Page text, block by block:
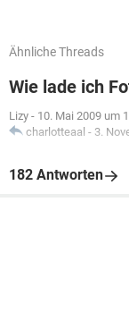
Ähnliche Threads
Wie lade ich
Lizy - 10. Mai 2009 um
charlotteaal - 3.
182 Antworten